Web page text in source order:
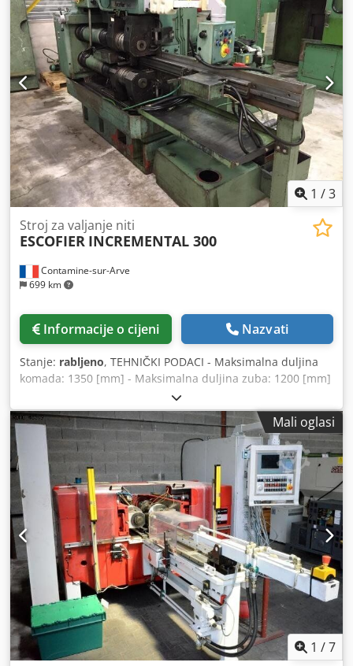
1 /3
Contamine-sur-Arve
699 km
Stroj za valjanje niti
ESCOFIER INCREMENTAL 300
Informacije o cijeni Nazvati
Stanje: rabljeno, TEHNIČKI PODACI - Maksimalna duljina
komada: 1350 [mm] - Maksimalna duljina zuba: 1200 [mm]
Dodpfjuhb Unsx Akvock - Maks. promjer zuba: 120 [mm] -
Snaga: 18,5 [kW] - Dimenzije stroja: 2840 x 1700 x 1420
[mm]
Mali oglasi
1 /7